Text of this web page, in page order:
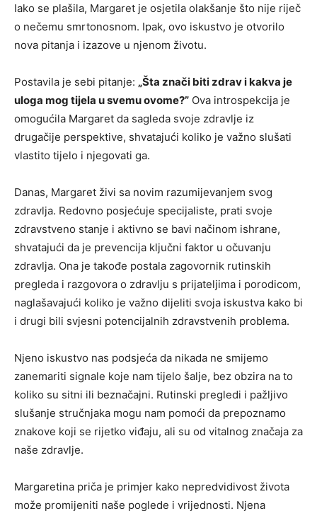
Iako se plašila, Margaret je osjetila olakšanje što nije riječ
o nečemu smrtonosnom. Ipak, ovo iskustvo je otvorilo
nova pitanja i izazove u njenom životu.
Postavila je sebi pitanje: „Šta znači biti zdrav i kakva je
uloga mog tijela u svemu ovome?” Ova introspekcija je
omogućila Margaret da sagleda svoje zdravlje iz
drugačije perspektive, shvatajući koliko je važno slušati
vlastito tijelo i njegovati ga.
Danas, Margaret živi sa novim razumijevanjem svog
zdravlja. Redovno posjećuje specijaliste, prati svoje
zdravstveno stanje i aktivno se bavi načinom ishrane,
shvatajući da je prevencija ključni faktor u očuvanju
zdravlja. Ona je takođe postala zagovornik rutinskih
pregleda i razgovora o zdravlju s prijateljima i porodicom,
naglašavajući koliko je važno dijeliti svoja iskustva kako bi
i drugi bili svjesni potencijalnih zdravstvenih problema.
Njeno iskustvo nas podsjeća da nikada ne smijemo
zanemariti signale koje nam tijelo šalje, bez obzira na to
koliko su sitni ili beznačajni. Rutinski pregledi i pažljivo
slušanje stručnjaka mogu nam pomoći da prepoznamo
znakove koji se rijetko viđaju, ali su od vitalnog značaja za
naše zdravlje.
Margaretina priča je primjer kako nepredvidivost života
može promijeniti naše poglede i vrijednosti. Njena